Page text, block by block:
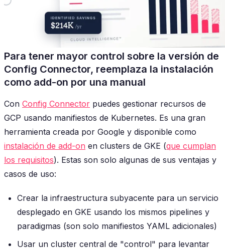
Para tener mayor control sobre la versión de
Config Connector, reemplaza la instalación
como add-on por una manual
Con Config Connector puedes gestionar recursos de
GCP usando manifiestos de Kubernetes. Es una gran
herramienta creada por Google y disponible como
instalación de add-on en clusters de GKE (que cumplan
los requisitos). Estas son solo algunas de sus ventajas y
casos de uso:
Crear la infraestructura subyacente para un servicio
desplegado en GKE usando los mismos pipelines y
paradigmas (son solo manifiestos YAML adicionales)
Usar un cluster central de "control" para levantar